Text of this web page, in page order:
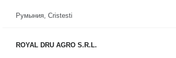
Румыния, Cristesti
ROYAL DRU AGRO S.R.L.